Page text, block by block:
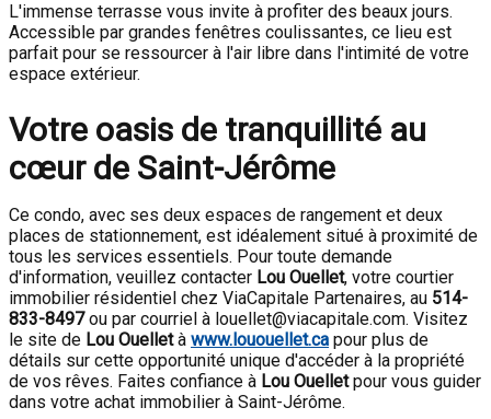
L'immense terrasse vous invite à profiter des beaux jours.
Accessible par grandes fenêtres coulissantes, ce lieu est
parfait pour se ressourcer à l'air libre dans l'intimité de votre
espace extérieur.
Votre oasis de tranquillité au
cœur de Saint-Jérôme
Ce condo, avec ses deux espaces de rangement et deux
places de stationnement, est idéalement situé à proximité de
tous les services essentiels. Pour toute demande
d'information, veuillez contacter Lou Ouellet, votre courtier
immobilier résidentiel chez ViaCapitale Partenaires, au 514-
833-8497ou par courriel à louellet@viacapitale.com. Visitez
le site de Lou Ouelletà www.lououellet.ca pour plus de
détails sur cette opportunité unique d'accéder à la propriété
de vos rêves. Faites confiance à Lou Ouelletpour vous guider
dans votre achat immobilier à Saint-Jérôme.